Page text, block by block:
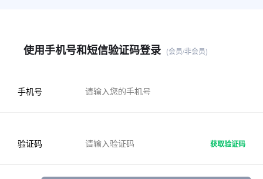
使用手机号和短信验证码登录 (会员/非会员)
手机号
验证码 获取验证码